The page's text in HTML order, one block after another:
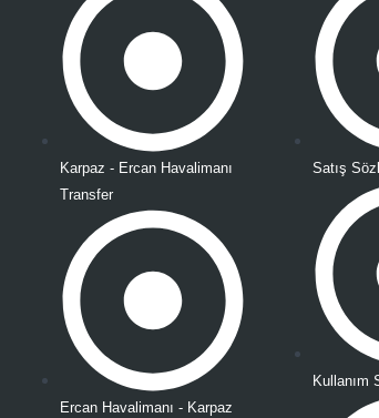
Karpaz - Ercan Havalimanı
Transfer
Ercan Havalimanı - Karpaz
Satış
Kullanım